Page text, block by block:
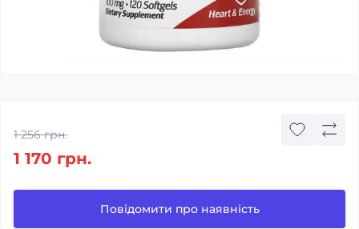
1 256 грн.
1 170 грн.
Повідомити про наявність